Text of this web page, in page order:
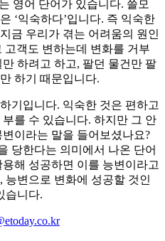
영어 단어가 있습니다. 쓸모
‘익숙하다’입니다. 즉 익숙한
금 우리가 겪는 어려움의 원인
고객도 변하는데 변화를 거부
하려고 하고, 팔던 물건만 팔
하기 때문입니다.
기입니다. 익숙한 것은 편하고
를 수 있습니다. 하지만 그 안
이라는 말을 들어보셨나요?
당한다는 의미에서 나온 단어
해 성공하면 이를 능변이라고
능변으로 변화에 성공할 것인
습니다.